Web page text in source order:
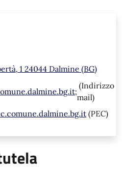
1 24044 Dalmine (BG)
(Indirizzo
mail)
(PEC)